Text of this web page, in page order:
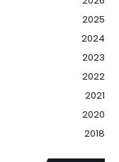
2025
2024
2023
2022
2021
2020
2018